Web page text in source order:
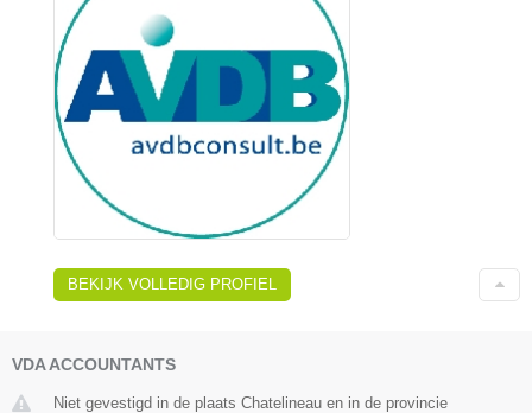
BEKIJK VOLLEDIG PROFIEL
VDA ACCOUNTANTS
Niet gevestigd in de plaats Chatelineau en in de provincie